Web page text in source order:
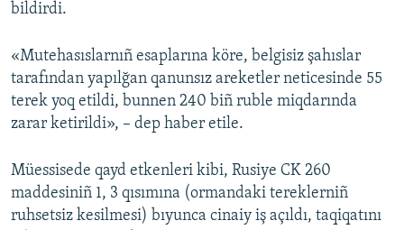
bildirdi.
«Mutehasıslarnıñ esaplarına köre, belgisiz şahıslar
tarafından yapılğan qanunsız areketler neticesinde 55
terek yoq etildi, bunnen 240 biñ ruble miqdarında
zarar ketirildi», – dep haber etile.
Müessisede qayd etkenleri kibi, Rusiye CK 260
maddesiniñ 1, 3 qısımına (ormandaki tereklerniñ
ruhsetsiz kesilmesi) bıyunca cinaiy iş açıldı, taqiqatını